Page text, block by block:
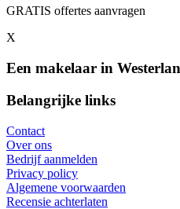
GRATIS offertes aanvragen
X
Een makelaar in
Belangrijke links
Contact
Over ons
Bedrijf aanmelden
Privacy policy
Algemene voorwaarden
Recensie achterlaten